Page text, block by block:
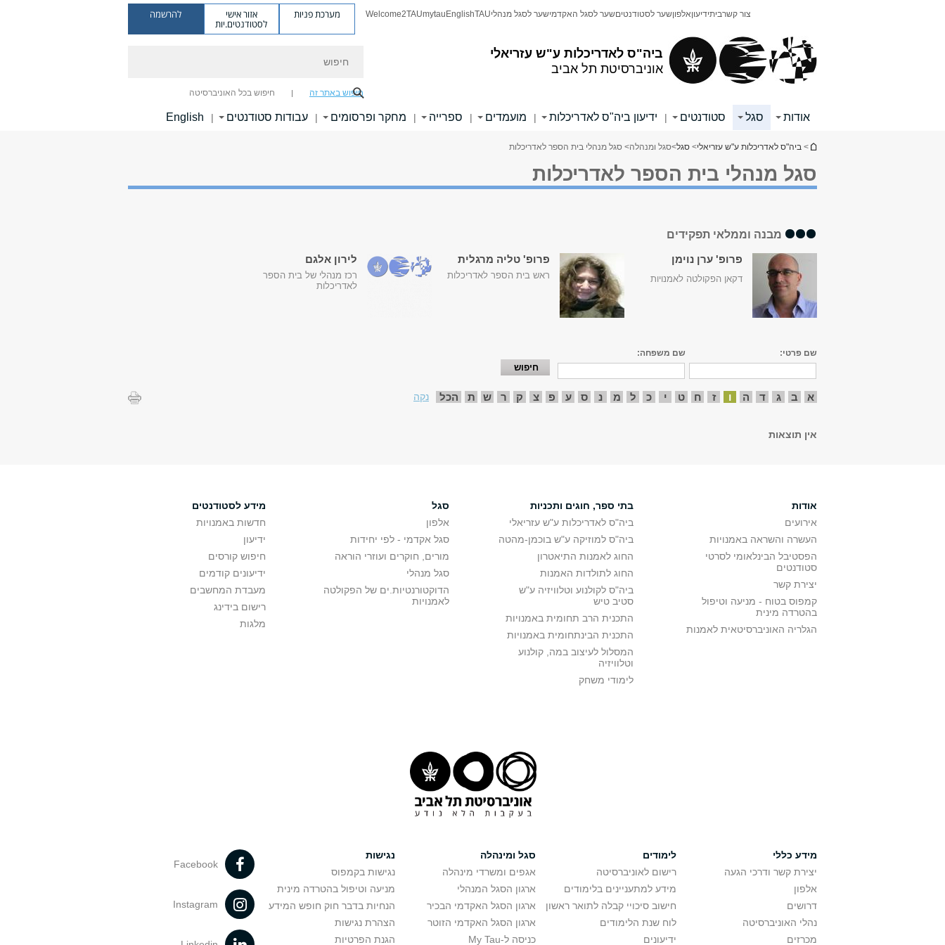
ביה"ס לאדריכלות ע"ש עזריאלי
אוניברסיטת תל אביב
צור קשרביתידיעוןאלפוןשער לסטודנטיםשער לסגל האקדמישער לסגל מנהליTAU
English
mytau
Welcome2TAU מערכת פניות אזור אישי
לסטודנטים.יות
להרשמה
חיפוש באתר זה חיפוש בכל האוניברסיטה
אודות סגל סטודנטים | ידיעון ביה"ס לאדריכלות | מועמדים | ספרייה | מחקר ופרסומים | עבודות סטודנטים |
English
הינך נמצא כאן
> ביה"ס לאדריכלות ע"ש עזריאלי> סגל>סגל ומנהלה> סגל מנהלי בית הספר לאדריכלות
סגל מנהלי בית הספר לאדריכלות
מבנה וממלאי תפקידים
פרופ' ערן נוימן
דקאן הפקולטה לאמנויות
פרופ' טליה מרגלית
ראש בית הספר לאדריכלות
לירון אלגם
רכז מנהלי של בית הספר
לאדריכלות
שם פרטי: שם משפחה:
א ב ג ד ה ו ז ח ט י כ ל מ נ ס ע פ צ ק ר ש ת הכל נקה
אין תוצאות
אודות
אירועים
העשרה והשראה באמנויות
הפסטיבל הבינלאומי לסרטי
סטודנטים
יצירת קשר
קמפוס בטוח - מניעה וטיפול
בהטרדה מינית
הגלריה האוניברסיטאית לאמנות
בתי ספר, חוגים ותכניות
ביה"ס לאדריכלות ע"ש עזריאלי
ביה"ס למוזיקה ע"ש בוכמן-מהטה
החוג לאמנות התיאטרון
החוג לתולדות האמנות
ביה"ס לקולנוע וטלוויזיה ע"ש
סטיב טיש
התכנית הרב תחומית באמנויות
התכנית הבינתחומית באמנויות
המסלול לעיצוב במה, קולנוע
וטלוויזיה
לימודי משחק
סגל
אלפון
סגל אקדמי - לפי יחידות
מורים, חוקרים ועוזרי הוראה
סגל מנהלי
הדוקטורנטיות.ים של הפקולטה
לאמנויות
מידע לסטודנטים
חדשות באמנויות
ידיעון
חיפוש קורסים
ידיעונים קודמים
מעבדת המחשבים
רישום בידינג
מלגות
מידע כללי
יצירת קשר ודרכי הגעה
אלפון
דרושים
נהלי האוניברסיטה
מכרזים
לימודים
רישום לאוניברסיטה
מידע למתעניינים בלימודים
חישוב סיכויי קבלה לתואר ראשון
לוח שנת הלימודים
ידיעונים
סגל ומינהלה
אגפים ומשרדי מינהלה
ארגון הסגל המנהלי
ארגון הסגל האקדמי הבכיר
ארגון הסגל האקדמי הזוטר
כניסה ל-My Tau
נגישות
נגישות בקמפוס
מניעה וטיפול בהטרדה מינית
הנחיות בדבר חוק חופש המידע
הצהרת נגישות
הגנת הפרטיות
Facebook
Instagram